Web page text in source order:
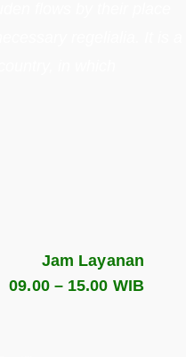
Jam Layanan
09.00 – 15.00 WIB